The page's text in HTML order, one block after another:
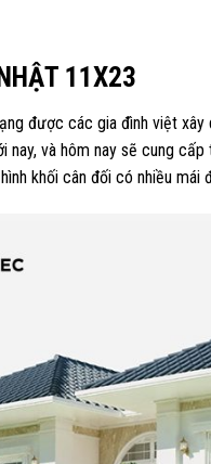
11X23
được các gia đình việt
và hôm nay sẽ cung
khối cân đối có nhiều mái